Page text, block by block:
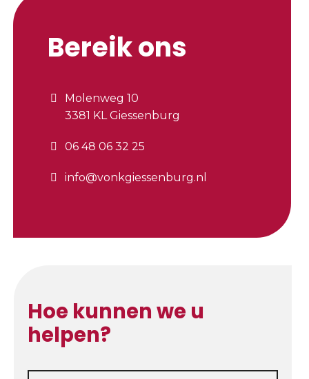
Bereik ons
Molenweg 10
3381 KL Giessenburg
06 48 06 32 25
info@vonkgiessenburg.nl
Hoe kunnen we u
helpen?